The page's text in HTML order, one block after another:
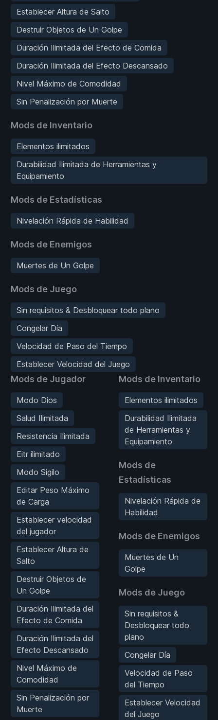
Establecer Altura de Salto
Destruir Objetos de Un Golpe
Duración Ilimitada del Efecto de Comida
Duración Ilimitada del Efecto Descansado
Nivel Máximo de Comodidad
Sin Penalización por Muerte
Mods de Inventario
Elementos ilimitados
Durabilidad Ilimitada de Herramientas y
Equipamiento
Mods de Estadísticas
Nivelación Rápida de Habilidad
Mods de Enemigos
Muertes de Un Golpe
Mods de Juego
Sin requisitos & Desbloquear todo plano
Congelar Día
Velocidad de Paso del Tiempo
Establecer Velocidad del Juego
Mods de Jugador
Modo Dios
Salud Ilimitada
Resistencia Ilimitada
Eitr ilimitado
Modo Sigilo
Editar Peso Máximo
de Carga
Establecer velocidad
del jugador
Establecer Altura de
Salto
Destruir Objetos de
Un Golpe
Duración Ilimitada del
Efecto de Comida
Duración Ilimitada del
Efecto Descansado
Nivel Máximo de
Comodidad
Sin Penalización por
Muerte
Mods de Inventario
Elementos ilimitados
Durabilidad Ilimitada
de Herramientas y
Equipamiento
Mods de
Estadísticas
Nivelación Rápida de
Habilidad
Mods de Enemigos
Muertes de Un
Golpe
Mods de Juego
Sin requisitos &
Desbloquear todo
plano
Congelar Día
Velocidad de Paso
del Tiempo
Establecer Velocidad
del Juego